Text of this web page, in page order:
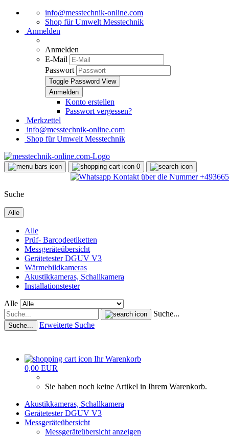
info@messtechnik-online.com
Shop für Umwelt Messtechnik
Anmelden
Anmelden
E-Mail
Passwort
Toggle Password View
Konto erstellen
Passwort vergessen?
Merkzettel
info@messtechnik-online.com
Shop für Umwelt Messtechnik
0
Suche
Alle
Alle
Prüf- Barcodeetiketten
Messgeräteübersicht
Gerätetester DGUV V3
Wärmebildkameras
Akustikkameras, Schallkamera
Installationstester
Alle
Suche...
Suche... Erweiterte Suche
Ihr Warenkorb
0,00 EUR
Sie haben noch keine Artikel in Ihrem Warenkorb.
Akustikkameras, Schallkamera
Gerätetester DGUV V3
Messgeräteübersicht
Messgeräteübersicht anzeigen